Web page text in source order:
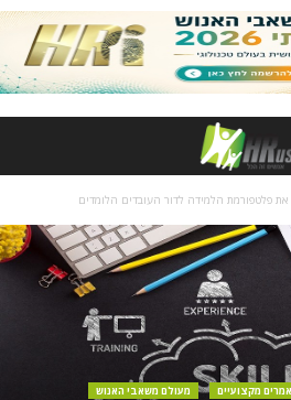
פלטפורמת הלמידה לדור העובדים הלומדים
מקצועיים
מעולם משאבי האנוש